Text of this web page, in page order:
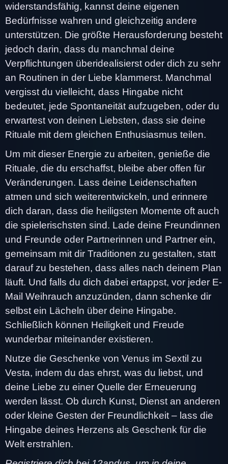
widerstandsfähig, kannst deine eigenen
Bedürfnisse wahren und gleichzeitig andere
unterstützen. Die größte Herausforderung besteht
jedoch darin, dass du manchmal deine
Verpflichtungen überidealisierst oder dich zu sehr
an Routinen in der Liebe klammerst. Manchmal
vergisst du vielleicht, dass Hingabe nicht
bedeutet, jede Spontaneität aufzugeben, oder du
erwartest von deinen Liebsten, dass sie deine
Rituale mit dem gleichen Enthusiasmus teilen.
Um mit dieser Energie zu arbeiten, genieße die
Rituale, die du erschaffst, bleibe aber offen für
Veränderungen. Lass deine Leidenschaften
atmen und sich weiterentwickeln, und erinnere
dich daran, dass die heiligsten Momente oft auch
die spielerischsten sind. Lade deine Freundinnen
und Freunde oder Partnerinnen und Partner ein,
gemeinsam mit dir Traditionen zu gestalten, statt
darauf zu bestehen, dass alles nach deinem Plan
läuft. Und falls du dich dabei ertappst, vor jeder E-
Mail Weihrauch anzuzünden, dann schenke dir
selbst ein Lächeln über deine Hingabe.
Schließlich können Heiligkeit und Freude
wunderbar miteinander existieren.
Nutze die Geschenke von Venus im Sextil zu
Vesta, indem du das ehrst, was du liebst, und
deine Liebe zu einer Quelle der Erneuerung
werden lässt. Ob durch Kunst, Dienst an anderen
oder kleine Gesten der Freundlichkeit – lass die
Hingabe deines Herzens als Geschenk für die
Welt erstrahlen.